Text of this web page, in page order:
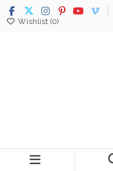
Wishlist (0)